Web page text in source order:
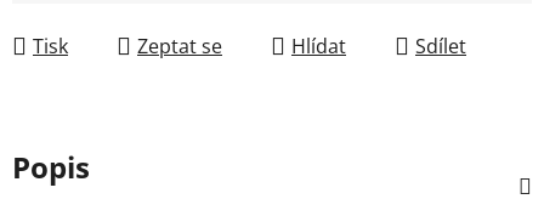
Tisk Zeptat se Hlídat Sdílet
Popis